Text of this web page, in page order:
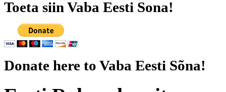
Toeta siin Vaba Eesti Sona!
Donate here to Vaba Eesti Sõna!